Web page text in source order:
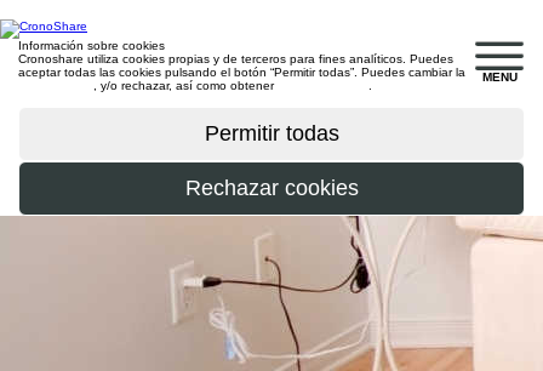
MENU
Información sobre cookies
Cronoshare utiliza cookies propias y de terceros para fines analíticos. Puedes
aceptar todas las cookies pulsando el botón “Permitir todas”. Puedes cambiar la
, y/o rechazar, así como obtener